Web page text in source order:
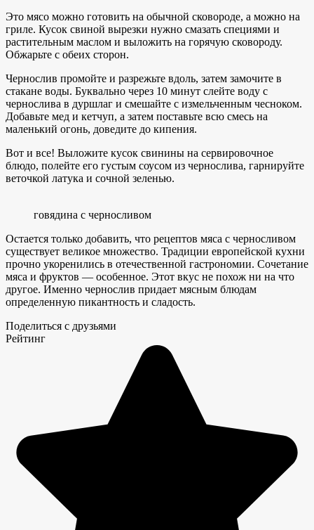
Это мясо можно готовить на обычной сковороде, а можно на
гриле. Кусок свиной вырезки нужно смазать специями и
растительным маслом и выложить на горячую сковороду.
Обжарьте с обеих сторон.
Чернослив промойте и разрежьте вдоль, затем замочите в
стакане воды. Буквально через 10 минут слейте воду с
чернослива в дуршлаг и смешайте с измельченным чесноком.
Добавьте мед и кетчуп, а затем поставьте всю смесь на
маленький огонь, доведите до кипения.
Вот и все! Выложите кусок свинины на сервировочное
блюдо, полейте его густым соусом из чернослива, гарнируйте
веточкой латука и сочной зеленью.
говядина с черносливом
Остается только добавить, что рецептов мяса с черносливом
существует великое множество. Традиции европейской кухни
прочно укоренились в отечественной гастрономии. Сочетание
мяса и фруктов — особенное. Этот вкус не похож ни на что
другое. Именно чернослив придает мясным блюдам
определенную пикантность и сладость.
Поделиться с друзьями
Рейтинг